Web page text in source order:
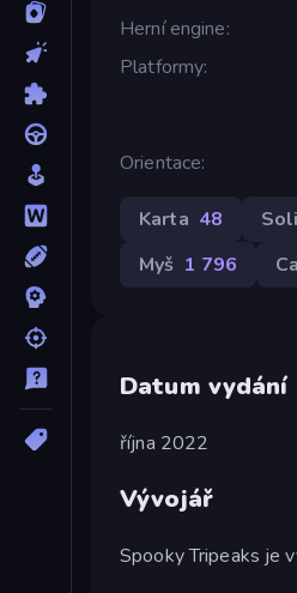
Herní engine
Platformy
Orientace
Karta 48
Myš 1 796
Datum vydání
října 2022
Vývojář
Spooky Tripeaks je